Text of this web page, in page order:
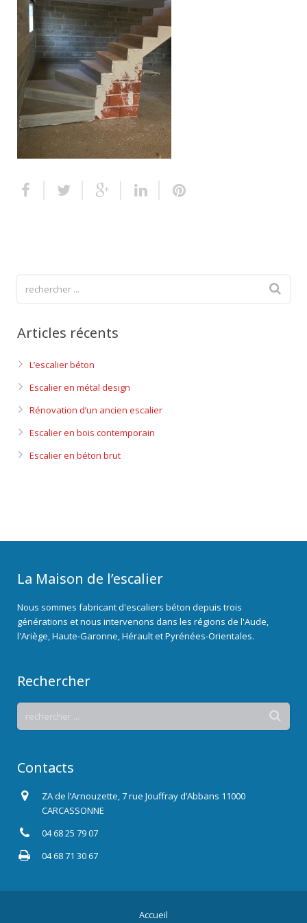
Escalier extérieur
Finitions pour escalier
Articles récents
L’escalier béton
Escalier en métal design
Rénovation d’un ancien escalier
Escalier en bois contemporain
Escalier en béton brut
La Maison de l’escalier
Nous sommes fabricant d'escaliers béton depuis trois
générations et nous intervenons dans les régions de l'Aude,
l'Ariège, Haute-Garonne, Hérault et Pyrénées-Orientales.
Rechercher
Contacts
ZA de l’Arnouzette, 7 rue Jouffray d’Abbans 11000
CARCASSONNE
04 68 25 79 07
04 68 71 30 67
Accueil